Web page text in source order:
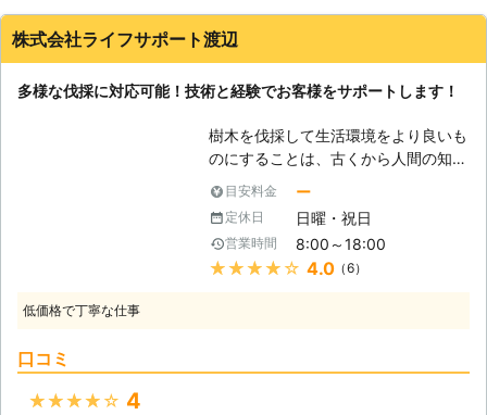
るのです。私たち「朝日ライフサポー
ト」は、庭木のお手入れを中心に、住
た。困った時のパートナーとして、私
たちが力を貸します。 【大きな庭木
ほど気を付けて】 当たり前のようで
すが、庭木の伐採はその木が大きいほ
ど伐採に危険を伴います。作業の難易
度も高くなるため、多くの業者は木が
高くなるほど料金も増加していきま
す。中には節約のためにと自分で行う
人もいますが、何度も言うように危険
べきなのです。
高かったのですが、全然支払う事ができる想定範囲内のお金に
抑える事ができたの、お金の負担を最小限に抑える事ができて
株式会社ライフサポート渡辺
多様な伐採に対応可能！技術と経験でお客様をサポートします！
樹木を伐採して生活環境をより良いも
のにすることは、古くから人間の知恵
として行われてきたことです。です
が、現在では各地の開発状況も整えら
れており。日常的にチェーンソーなど
を使った伐採を行うことは少なったこ
とから、いざ伐採が必要な際に慣れな
目安料金 ー
定休日 日曜・祝日
営業時間 8:00～18:00
★★★★★ 4.0（6）
低価格で丁寧な仕事
口コミ
★★★★★ 4